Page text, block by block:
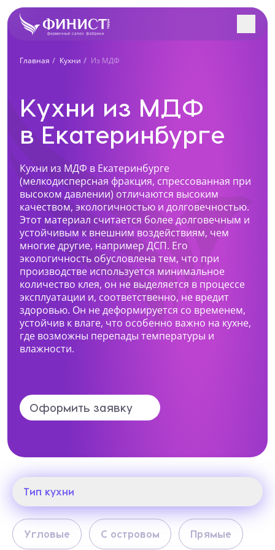
Главная Кухни Из МДФ
Кухни из МДФ
в Екатеринбурге
Кухни из МДФ в Екатеринбурге
(мелкодисперсная фракция, спрессованная при
высоком давлении) отличаются высоким
качеством, экологичностью и долговечностью.
Этот материал считается более долговечным и
устойчивым к внешним воздействиям, чем
многие другие, например ДСП. Его
экологичность обусловлена тем, что при
производстве используется минимальное
количество клея, он не выделяется в процессе
эксплуатации и, соответственно, не вредит
здоровью. Он не деформируется со временем,
устойчив к влаге, что особенно важно на кухне,
где возможны перепады температуры и
влажности.
Оформить заявку
Тип кухни
Тип кухни
Угловые С островом Прямые
Все салоны
Екатеринбург, ул. Щорса, 96
+7 (969) 999-24-85
Перейти
Екатеринбург, ул. Академика Сахарова, 53
+7 (969) 777-61-44
Перейти
Заполните форму, и наш
Учтем особенности вашего помещения и
интерьера. Разработаем индивидуальный проект
под вас. Рассчитаем стоимость в 3-х вариантах.
Как к Вам обращаться?
Телефон
Какая мебель вас интересует?
Прикрепить файл (1 файл, до 10 Мб)
Я даю согласие наобработку
персональных данных
Я принимаю условияполитики
конфиденциальности